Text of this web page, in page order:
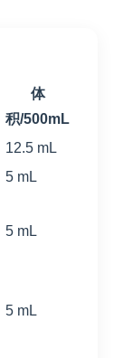
体
积/500mL
12.5 mL
5 mL
5 mL
5 mL